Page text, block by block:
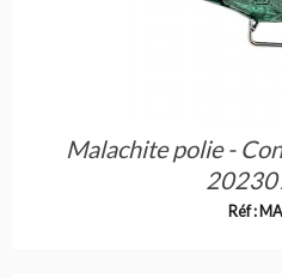
Malachite polie -
Réf :